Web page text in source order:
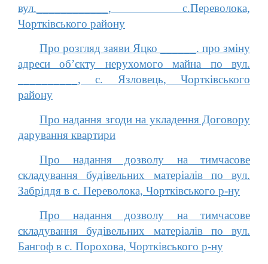
вул.____________, с.Переволока,
Чортківського району
Про розгляд заяви Яцко ______. про зміну
адреси об’єкту нерухомого майна по вул.
__________, с. Язловець, Чортківського
району
Про надання згоди на укладення Договору
дарування квартири
Про надання дозволу на тимчасове
складування будівельних матеріалів по вул.
Забріддя в с. Переволока, Чортківського р-ну
Про надання дозволу на тимчасове
складування будівельних матеріалів по вул.
Бангоф в с. Порохова, Чортківського р-ну